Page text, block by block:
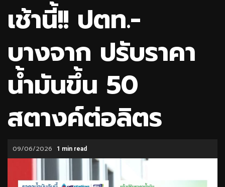
เช้านี้!! ปตท.-
บางจาก ปรับราคา
น้ำมันขึ้น 50
สตางค์ต่อลิตร
09/06/2026 1 min read